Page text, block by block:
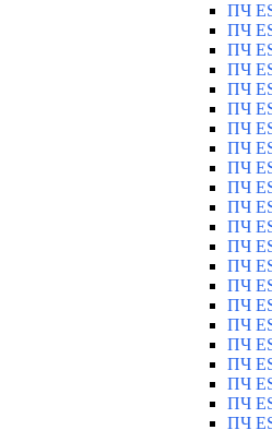
ПЧ
ПЧ
ПЧ
ПЧ
ПЧ
ПЧ
ПЧ
ПЧ
ПЧ
ПЧ
ПЧ
ПЧ
ПЧ
ПЧ
ПЧ
ПЧ
ПЧ
ПЧ
ПЧ
ПЧ
ПЧ
ПЧ